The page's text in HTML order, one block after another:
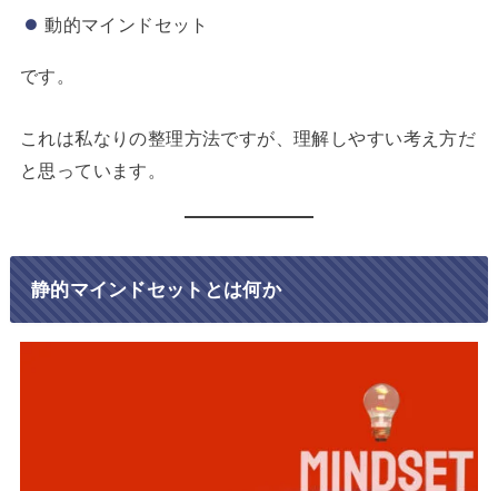
動的マインドセット
です。
これは私なりの整理方法ですが、理解しやすい考え方だ
と思っています。
静的マインドセットとは何か